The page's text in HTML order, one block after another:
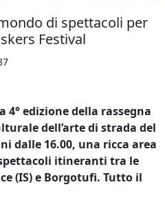
di spettacoli per
Festival
4° edizione della rassegna
dell’arte di strada del
dalle 16.00, una ricca area
itineranti tra le
(IS) e Borgotufi. Tutto il